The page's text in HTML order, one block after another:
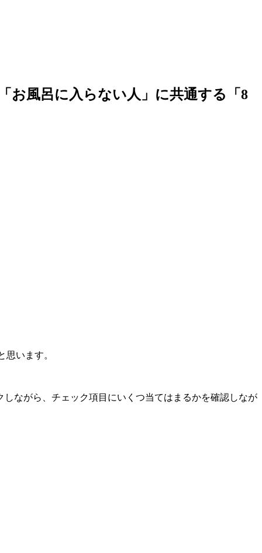
お風呂に入らない人」に共通する「8
思います。
ながら、チェック項目にいくつ当てはまるかを確認しなが